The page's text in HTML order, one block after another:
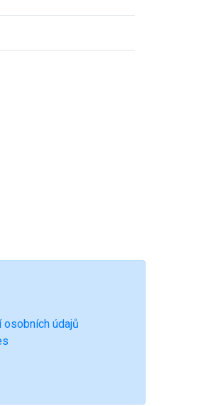
osobních údajů